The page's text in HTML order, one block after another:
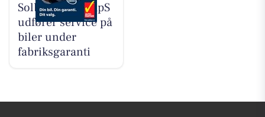
Solbjerg Biler ApS
udfører service på
biler under
fabriksgaranti